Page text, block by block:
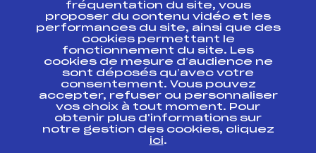
Ressources
Pass’Neige
Projet sportif fédéral
Projet de performance fédéral
Antidopage
Pôle Développement, Formation, Suivi
Scientifique
Listes ministérielles
Pôle vie de l’athlète
fréquentation du site, vous
proposer du contenu vidéo et les
performances du site, ainsi que des
cookies permettant le
fonctionnement du site. Les
cookies de mesure d’audience ne
sont déposés qu’avec votre
consentement. Vous pouvez
accepter, refuser ou personnaliser
vos choix à tout moment. Pour
obtenir plus d'informations sur
notre gestion des cookies, cliquez
ici.